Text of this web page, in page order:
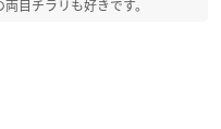
目チラリも好きです。